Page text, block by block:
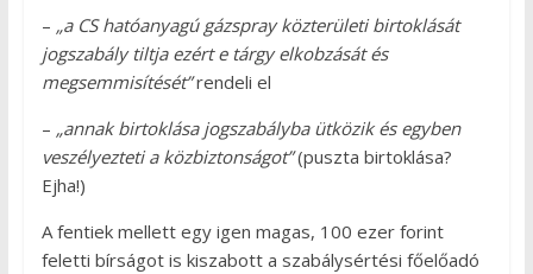
– „a CS hatóanyagú gázspray közterületi birtoklását
jogszabály tiltja ezért e tárgy elkobzását és
megsemmisítését”rendeli el
– „annak birtoklása jogszabályba ütközik és egyben
veszélyezteti a közbiztonságot”(puszta birtoklása?
Ejha!)
A fentiek mellett egy igen magas, 100 ezer forint
feletti bírságot is kiszabott a szabálysértési főelőadó